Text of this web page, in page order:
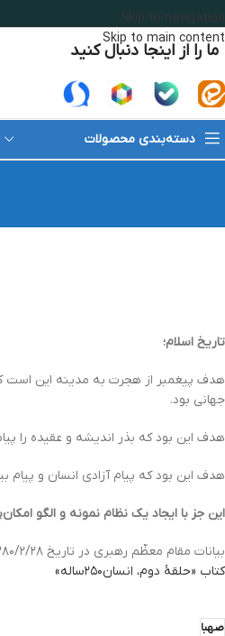
Skip to navigation
Skip to main content
ما را از اینجا دنبال کنید
دسته‌بندی محصولات
تاریخ اسلام؛
هدف پیغمبر از هجرت به مدینه این است که
جهانی بود.
هدف این بود که بذر اندیشه و عقیده را
هدف این بود که پیام آزادی انسان و
این جز با ایجاد یک نظام نمونه و الگو
بیانات مقام معظّم رهبری در تاریخ ۱۳۸۰/۲/۲۸
کتاب «حلقۀ دوم، انسان۲۵۰ساله»
صهبا